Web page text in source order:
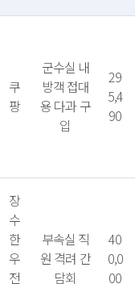
쿠
팡
군수실 내
방객 접대
용 다과 구
입
29
5,4
90
장
수
한
우
전
부속실 직
원 격려 간
담회
40
0,0
00